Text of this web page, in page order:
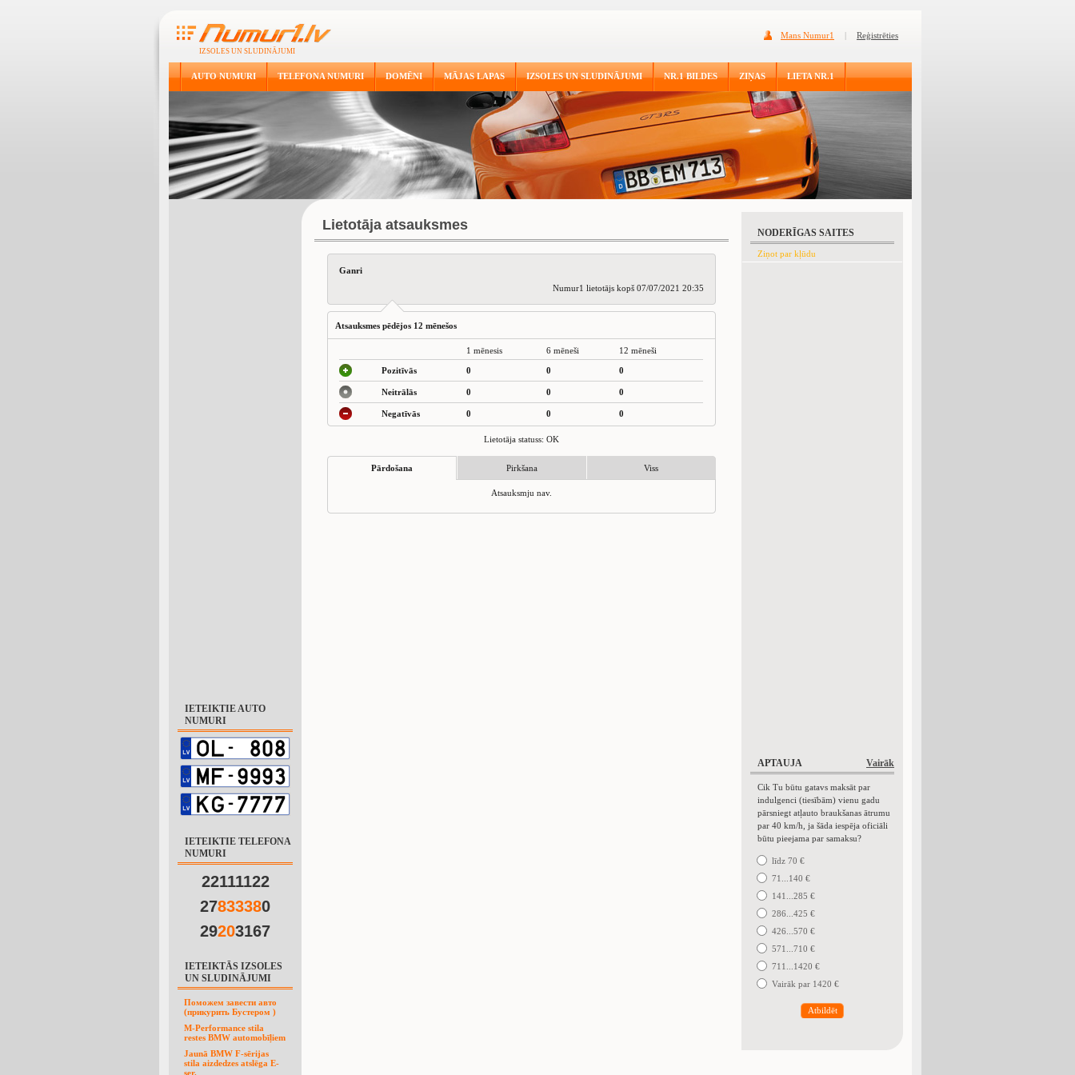
Mans Numur1 | Reģistrēties
IZSOLES UN SLUDINĀJUMI
AUTO NUMURI TELEFONA NUMURI DOMĒNI MĀJAS LAPAS IZSOLES UN SLUDINĀJUMI NR.1 BILDES ZIŅAS LIETA NR.1
IETEIKTIE AUTO
NUMURI
IETEIKTIE TELEFONA
NUMURI
22111122
27833380
29203167
IETEIKTĀS IZSOLES
UN SLUDINĀJUMI
Поможем завести авто
(прикурить Бустером )
M-Performance stila
restes BMW automobīļiem
Jaunā BMW F-sērijas
stila aizdedzes atslēga E-
ser.
Lietotāja atsauksmes
Ganri
Numur1 lietotājs kopš 07/07/2021 20:35
Atsauksmes pēdējos 12 mēnešos
1 mēnesis 6 mēneši 12 mēneši
Pozitīvās 0 0 0
Neitrālās 0 0 0
Negatīvās 0 0 0
Lietotāja statuss: OK
Pārdošana Pirkšana Viss
Atsauksmju nav.
NODERĪGAS SAITES
Ziņot par kļūdu
Vairāk
APTAUJA
Cik Tu būtu gatavs maksāt par
indulgenci (tiesībām) vienu gadu
pārsniegt atļauto braukšanas ātrumu
par 40 km/h, ja šāda iespēja oficiāli
būtu pieejama par samaksu?
līdz 70 €
71...140 €
141...285 €
286...425 €
426...570 €
571...710 €
711...1420 €
Vairāk par 1420 €
Atbildēt